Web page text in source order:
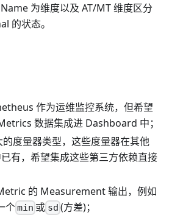
为维度以及 AT/MT 维度区分
的状态。
作为运维监控系统，但希望
数据集成进 Dashboard 中；
度量器类型，这些度量器在其他
有，希望集成这些第三方依赖直接
的 Measurement 输出，例如
个min 或 sd (方差)；